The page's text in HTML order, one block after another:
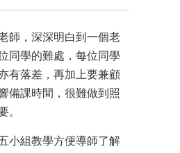
師，深深明白到一個老
同學的難處，每位同學
有落差，再加上要兼顧
備課時間，很難做到照
。
小組教學方便導師了解